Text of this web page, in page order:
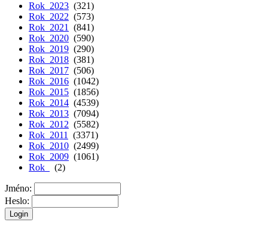
Rok 2023 (321)
Rok 2022 (573)
Rok 2021
(841)
Rok 2020 (590)
Rok 2019 (290)
Rok 2018 (381)
Rok 2017 (506)
Rok 2016 (1042)
Rok 2015 (1856)
Rok 2014 (4539)
Rok 2013 (7094)
Rok 2012 (5582)
Rok 2011
(3371)
Rok 2010 (2499)
Rok 2009 (1061)
Rok
(2)
Jméno:
Heslo: